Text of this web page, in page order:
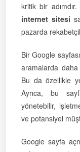
kritik bir
internet sitesi
pazarda
Bir Google
aramalarda
Bu da özellikle
Ayrıca, bu
yönetebilir,
ve potansiyel
Google sayfa